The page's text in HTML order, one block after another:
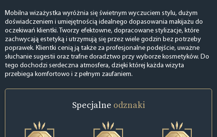
Mobilna wizażystka wyróżnia się świetnym wyczuciem stylu, dużym
doświadczeniem i umiejętnością idealnego dopasowania makijażu do
oczekiwań klientki. Tworzy efektowne, dopracowane stylizacje, które
zachwycają estetyką i utrzymują się przez wiele godzin bez potrzeby
poprawek. Klientki cenią ją także za profesjonalne podejście, uważne
słuchanie sugestii oraz trafne doradztwo przy wyborze kosmetyków. Do
tego dochodzi serdeczna atmosfera, dzięki której każda wizyta
przebiega komfortowo i z pełnym zaufaniem.
Specjalne odznaki